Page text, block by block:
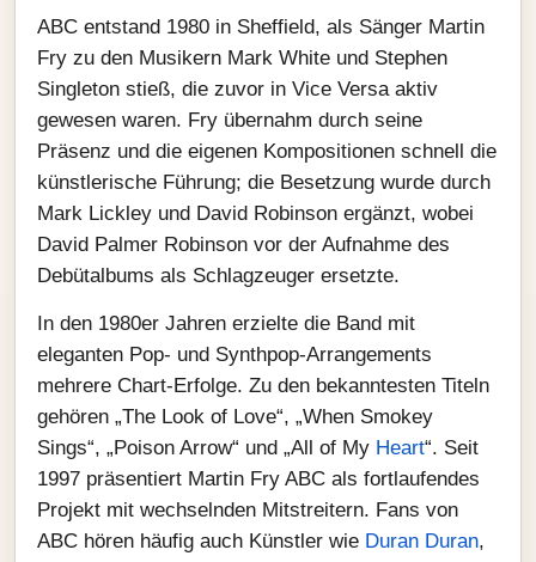
ABC entstand 1980 in Sheffield, als Sänger Martin
Fry zu den Musikern Mark White und Stephen
Singleton stieß, die zuvor in Vice Versa aktiv
gewesen waren. Fry übernahm durch seine
Präsenz und die eigenen Kompositionen schnell die
künstlerische Führung; die Besetzung wurde durch
Mark Lickley und David Robinson ergänzt, wobei
David Palmer Robinson vor der Aufnahme des
Debütalbums als Schlagzeuger ersetzte.
In den 1980er Jahren erzielte die Band mit
eleganten Pop‑ und Synthpop‑Arrangements
mehrere Chart‑Erfolge. Zu den bekanntesten Titeln
gehören „The Look of Love“, „When Smokey
Sings“, „Poison Arrow“ und „All of My Heart“. Seit
1997 präsentiert Martin Fry ABC als fortlaufendes
Projekt mit wechselnden Mitstreitern. Fans von
ABC hören häufig auch Künstler wie Duran Duran,